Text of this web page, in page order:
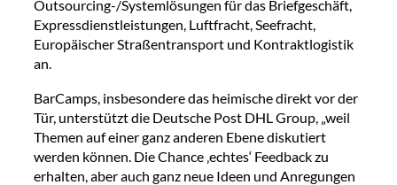
Outsourcing-/Systemlösungen für das Briefgeschäft,
Expressdienstleistungen, Luftfracht, Seefracht,
Europäischer Straßentransport und Kontraktlogistik
an.
BarCamps, insbesondere das heimische direkt vor der
Tür, unterstützt die Deutsche Post DHL Group, „weil
Themen auf einer ganz anderen Ebene diskutiert
werden können. Die Chance ‚echtes‘ Feedback zu
erhalten, aber auch ganz neue Ideen und Anregungen